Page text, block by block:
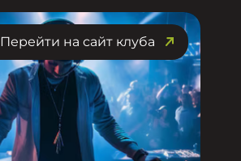
Перейти на сайт клуба